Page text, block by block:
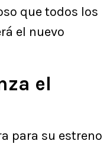
que todos los
el nuevo
el
para su estreno